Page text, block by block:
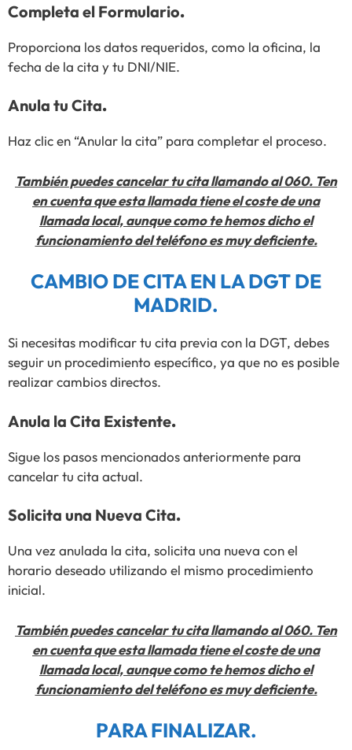
Completa el Formulario.
Proporciona los datos requeridos, como la oficina, la
fecha de la cita y tu DNI/NIE.
Anula tu Cita.
Haz clic en “Anular la cita” para completar el proceso.
También puedes cancelar tu cita llamando al 060. Ten
en cuenta que esta llamada tiene el coste de una
llamada local, aunque como te hemos dicho el
funcionamiento del teléfono es muy deficiente.
CAMBIO DE CITA EN LA DGT DE
MADRID.
Si necesitas modificar tu cita previa con la DGT, debes
seguir un procedimiento específico, ya que no es posible
realizar cambios directos.
Anula la Cita Existente.
Sigue los pasos mencionados anteriormente para
cancelar tu cita actual.
Solicita una Nueva Cita.
Una vez anulada la cita, solicita una nueva con el
horario deseado utilizando el mismo procedimiento
inicial.
También puedes cancelar tu cita llamando al 060. Ten
en cuenta que esta llamada tiene el coste de una
llamada local, aunque como te hemos dicho el
funcionamiento del teléfono es muy deficiente.
PARA FINALIZAR.